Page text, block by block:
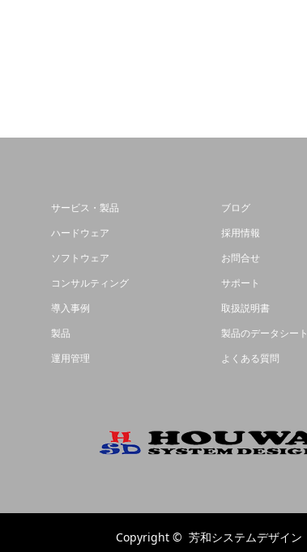
サービス・製品
ハードウェア
ソフトウェア
コンサルティング
導入事例
製品
運用管理
ブログ
採用情報
お問合せ
サポート
取扱説明書
製品のデータシート
よくある質問
Copyright © 芳和システムデザイン